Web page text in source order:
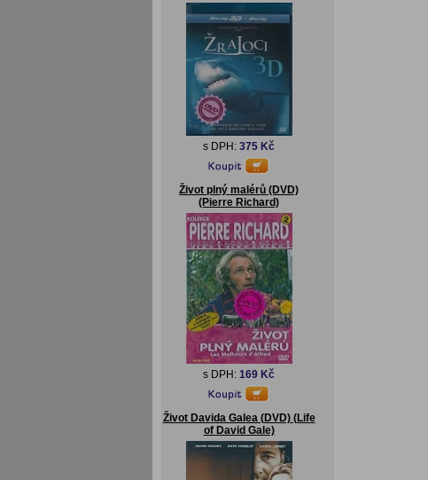
s DPH: 375 Kč
Život plný malérů (DVD)
(Pierre Richard)
s DPH: 169 Kč
Život Davida Galea (DVD) (Life
of David Gale)